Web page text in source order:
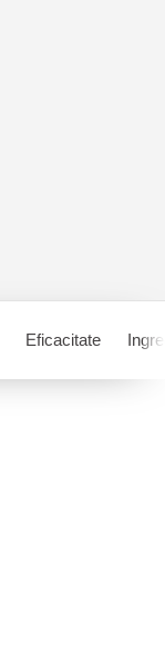
Eficacitate